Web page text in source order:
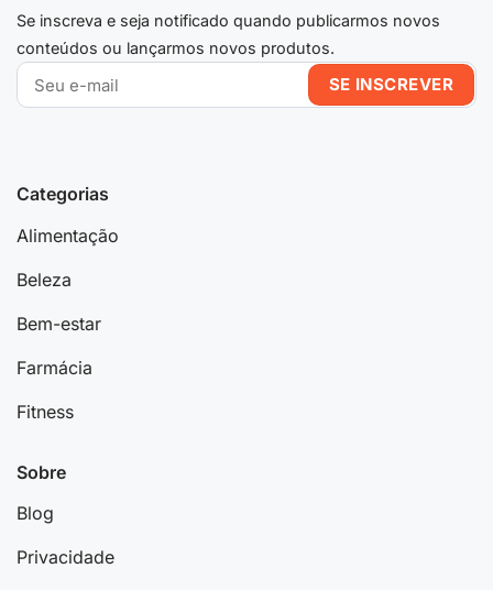
Categorias
Alimentação
Beleza
Bem-estar
Farmácia
Fitness
Sobre
Blog
Privacidade
Se inscreva e seja notificado quando publicarmos novos
conteúdos ou lançarmos novos produtos.